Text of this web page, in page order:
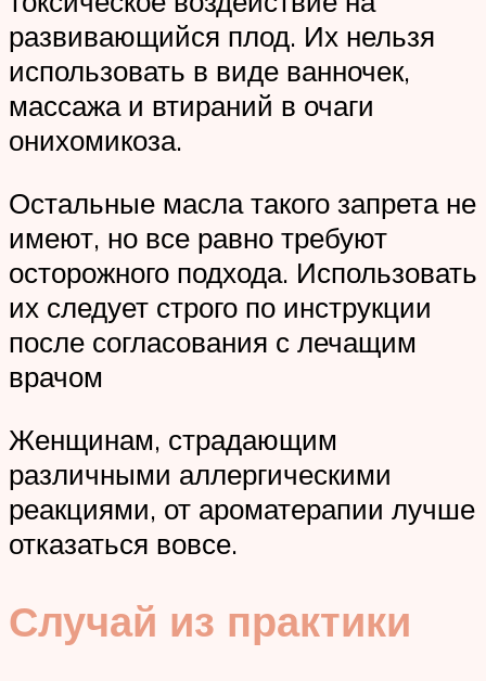
развивающийся плод. Их нельзя
использовать в виде ванночек,
массажа и втираний в очаги
онихомикоза.
Остальные масла такого запрета не
имеют, но все равно требуют
осторожного подхода. Использовать
их следует строго по инструкции
после согласования с лечащим
врачом
Женщинам, страдающим
различными аллергическими
реакциями, от ароматерапии лучше
отказаться вовсе.
Случай из практики